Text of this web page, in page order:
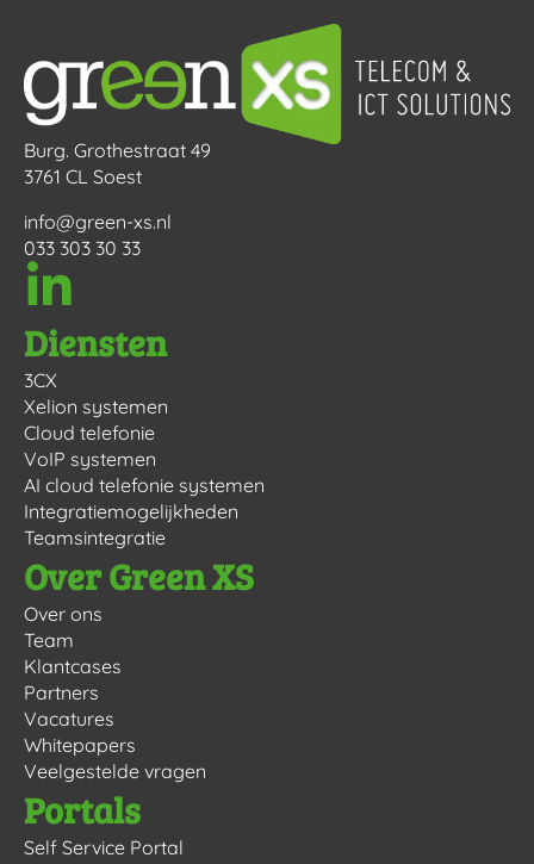
Burg. Grothestraat 49
3761 CL Soest
info@green-xs.nl
033 303 30 33
Diensten
3CX
Xelion systemen
Cloud telefonie
VoIP systemen
AI cloud telefonie systemen
Integratiemogelijkheden
Teamsintegratie
Over Green XS
Over ons
Team
Klantcases
Partners
Vacatures
Whitepapers
Veelgestelde vragen
Portals
Self Service Portal